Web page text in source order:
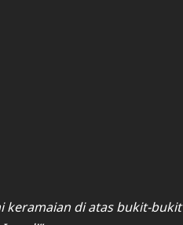
keramaian di atas bukit-